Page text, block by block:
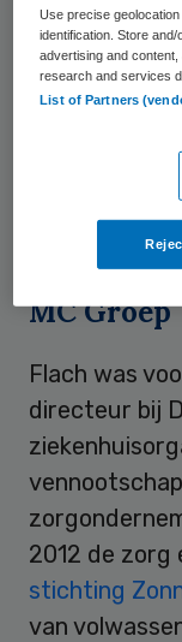
franchise-
kunnen
gezamenlijk
genaamd
MC Groep
Flach was
directeur bij
2012 de zorg
stichting
van
Use precise
identification. Store
advertising and
research and services
List of Partners